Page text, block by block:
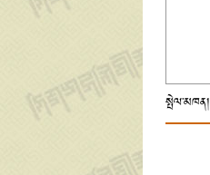
སྤེལ་མཁན།